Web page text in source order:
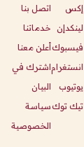
إكس
لينكدإن
فيسبوك
انستغرام
يوتيوب
تيك توك
اتصل بنا
خدماتنا
أعلن معنا
اشترك في
البيان
سياسة
الخصوصية